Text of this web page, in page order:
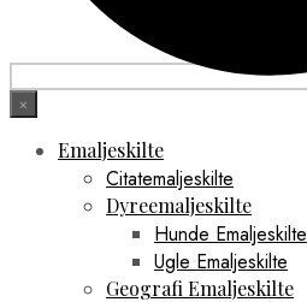
×
Emaljeskilte
Citatemaljeskilte
Dyreemaljeskilte
Hunde Emaljeskilte
Ugle Emaljeskilte
Geografi Emaljeskilte